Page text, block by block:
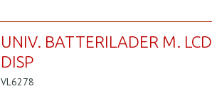
UNIV. BATTERILADER M. LCD
DISP
VL6278